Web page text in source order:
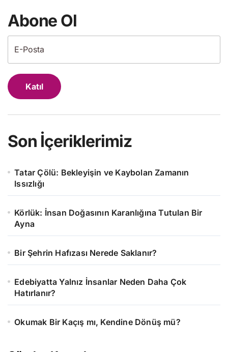
Abone Ol
Katıl
Son İçeriklerimiz
Tatar Çölü: Bekleyişin ve Kaybolan Zamanın
Issızlığı
Körlük: İnsan Doğasının Karanlığına Tutulan Bir
Ayna
Bir Şehrin Hafızası Nerede Saklanır?
Edebiyatta Yalnız İnsanlar Neden Daha Çok
Hatırlanır?
Okumak Bir Kaçış mı, Kendine Dönüş mü?